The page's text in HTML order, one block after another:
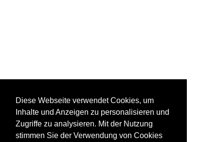
Diese Webseite verwendet Cookies, um
Inhalte und Anzeigen zu personalisieren und
Zugriffe zu analysieren. Mit der Nutzung
stimmen Sie der Verwendung von Cookies